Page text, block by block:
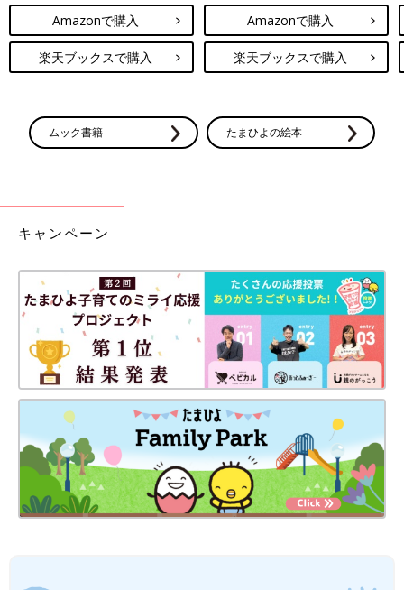
Amazonで購入
楽天ブックスで購入
Amazonで購入
楽天ブックスで購入
ムック書籍 たまひよの絵本
キャンペーン